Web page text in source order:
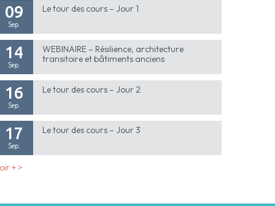
09
Sep.
Le tour des cours – Jour 1
14
Sep.
WEBINAIRE – Résilience, architecture
transitoire et bâtiments anciens
16
Sep.
Le tour des cours – Jour 2
17
Sep.
Le tour des cours – Jour 3
+ >